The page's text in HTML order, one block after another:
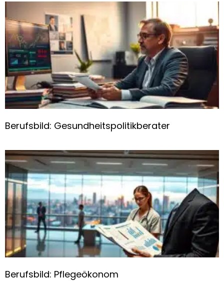
Berufsbild: Gesundheitspolitikberater
Berufsbild: Pflegeökonom